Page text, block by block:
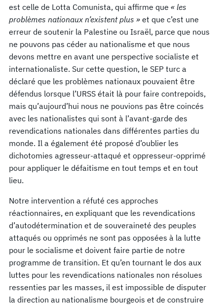
est celle de Lotta Comunista, qui affirme que « les
problèmes nationaux n’existent plus » et que c’est une
erreur de soutenir la Palestine ou Israël, parce que nous
ne pouvons pas céder au nationalisme et que nous
devons mettre en avant une perspective socialiste et
internationaliste. Sur cette question, le SEP turc a
déclaré que les problèmes nationaux pouvaient être
défendus lorsque l’URSS était là pour faire contrepoids,
mais qu’aujourd’hui nous ne pouvions pas être coincés
avec les nationalistes qui sont à l’avant-garde des
revendications nationales dans différentes parties du
monde. Il a également été proposé d’oublier les
dichotomies agresseur-attaqué et oppresseur-opprimé
pour appliquer le défaitisme en tout temps et en tout
lieu.
Notre intervention a réfuté ces approches
réactionnaires, en expliquant que les revendications
d’autodétermination et de souveraineté des peuples
attaqués ou opprimés ne sont pas opposées à la lutte
pour le socialisme et doivent faire partie de notre
programme de transition. Et qu’en tournant le dos aux
luttes pour les revendications nationales non résolues
ressenties par les masses, il est impossible de disputer
la direction au nationalisme bourgeois et de construire